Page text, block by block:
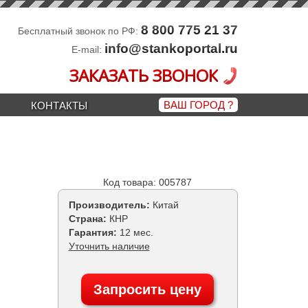
Бесплатный звонок по РФ: 8 800 775 21 37
E-mail: info@stankoportal.ru
ЗАКАЗАТЬ ЗВОНОК
КОНТАКТЫ ВАШ ГОРОД?
Код товара: 005787
Производитель: Китай
Страна: КНР
Гарантия: 12 мес.
Уточнить наличие
Запросить цену